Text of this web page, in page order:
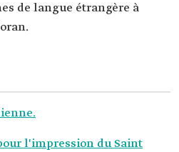
de langue étrangère à
l'impression du Saint